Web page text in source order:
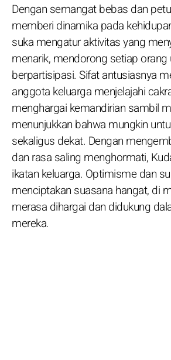
Dengan semangat bebas dan
memberi dinamika pada
suka mengatur aktivitas yang
menarik, mendorong setiap orang
berpartisipasi. Sifat antusiasnya
anggota keluarga menjelajahi
menghargai kemandirian sambil
menunjukkan bahwa mungkin
sekaligus dekat. Dengan
dan rasa saling menghormati,
ikatan keluarga. Optimisme dan
menciptakan suasana hangat, di
merasa dihargai dan didukung
mereka.